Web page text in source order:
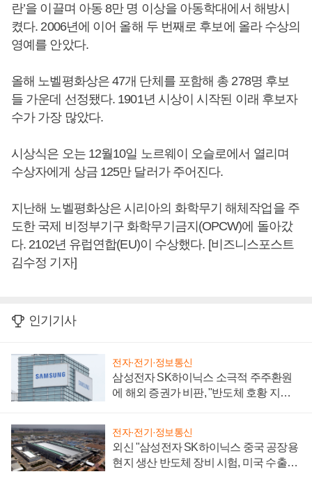
란’을 이끌며 아동 8만 명 이상을 아동학대에서 해방시
켰다. 2006년에 이어 올해 두 번째로 후보에 올라 수상의
영예를 안았다.
올해 노벨평화상은 47개 단체를 포함해 총 278명 후보
들 가운데 선정됐다. 1901년 시상이 시작된 이래 후보자
수가 가장 많았다.
시상식은 오는 12월10일 노르웨이 오슬로에서 열리며
수상자에게 상금 125만 달러가 주어진다.
지난해 노벨평화상은 시리아의 화학무기 해체작업을 주
도한 국제 비정부기구 화학무기금지(OPCW)에 돌아갔
다. 2102년 유럽연합(EU)이 수상했다. [비즈니스포스트
김수정 기자]
인기기사
전자·전기·정보통신
삼성전자 SK하이닉스 소극적 주주환원
에 해외 증권가 비판, "반도체 호황 지속
전자·전기·정보통신
외신 "삼성전자 SK하이닉스 중국 공장용
현지 생산 반도체 장비 시험, 미국 수출통